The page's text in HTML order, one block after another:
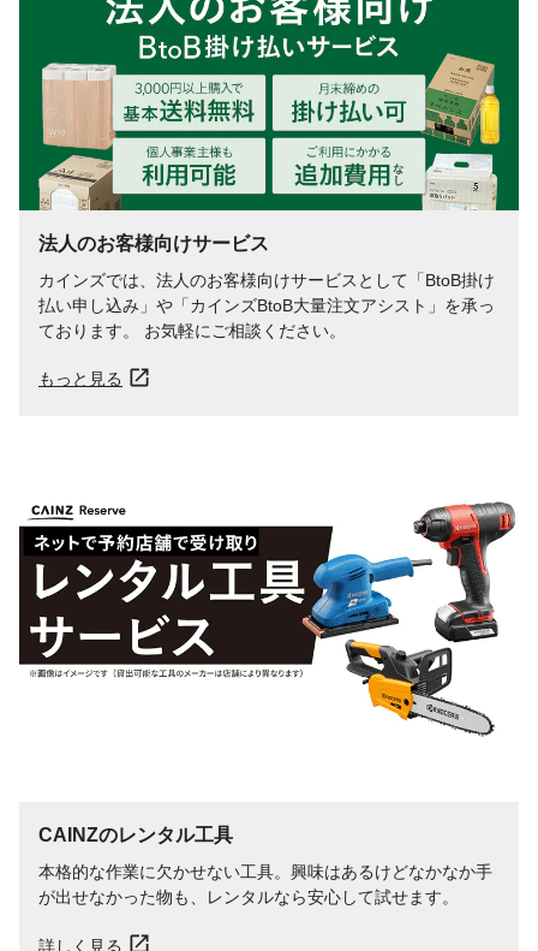
法人のお客様向けサービス
カインズでは、法人のお客様向けサービスとして「BtoB掛け
払い申し込み」や「カインズBtoB大量注文アシスト」を承っ
ております。 お気軽にご相談ください。
もっと見る
CAINZのレンタル工具
本格的な作業に欠かせない工具。興味はあるけどなかなか手
が出せなかった物も、レンタルなら安心して試せます。
詳しく見る